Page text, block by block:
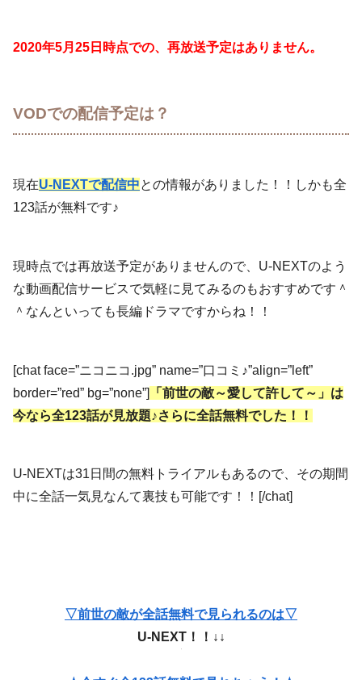
2020年5月25日時点での、再放送予定はありません。
VODでの配信予定は？
現在U-NEXTで配信中との情報がありました！！しかも全
123話が無料です♪
現時点では再放送予定がありませんので、U-NEXTのよう
な動画配信サービスで気軽に見てみるのもおすすめです＾
＾なんといっても長編ドラマですからね！！
[chat face=”ニコニコ.jpg” name=”口コミ♪”align=”left”
border=”red” bg=”none”]
「前世の敵～愛して許して～」は
今なら全123話が見放題♪さらに全話無料でした！！
U-NEXTは31日間の無料トライアルもあるので、その期間
中に全話一気見なんて裏技も可能です！！[/chat]
▽前世の敵が全話無料で見られるのは▽
U-NEXT！！↓↓